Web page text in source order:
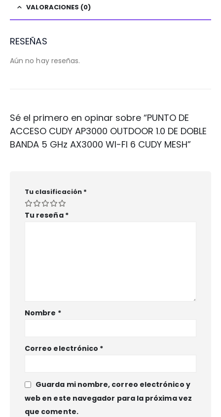
VALORACIONES (0)
RESEÑAS
Aún no hay reseñas.
Sé el primero en opinar sobre “PUNTO DE
ACCESO CUDY AP3000 OUTDOOR 1.0 DE DOBLE
BANDA 5 GHz AX3000 WI-FI 6 CUDY MESH”
Tu clasificación *
Tu reseña *
Nombre *
Correo electrónico *
Guarda mi nombre, correo electrónico y
web en este navegador para la próxima vez
que comente.